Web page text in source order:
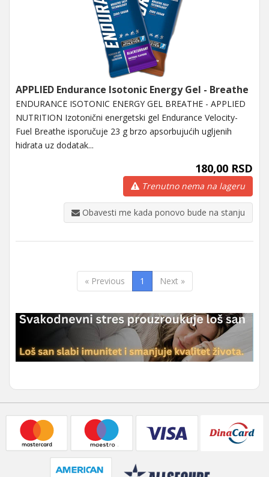
APPLIED Endurance Isotonic Energy Gel - Breathe
ENDURANCE ISOTONIC ENERGY GEL BREATHE - APPLIED
NUTRITION Izotonični energetski gel Endurance Velocity-
Fuel Breathe isporučuje 23 g brzo apsorbujućih ugljenih
hidrata uz dodatak...
180,00 RSD
Trenutno nema na lageru
Obavesti me kada ponovo bude na stanju
« Previous 1 Next »